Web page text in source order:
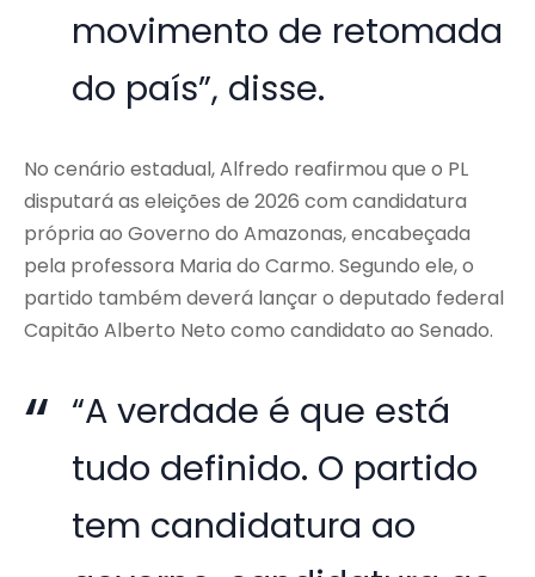
movimento de retomada
do país”, disse.
No cenário estadual, Alfredo reafirmou que o PL
disputará as eleições de 2026 com candidatura
própria ao Governo do Amazonas, encabeçada
pela professora Maria do Carmo. Segundo ele, o
partido também deverá lançar o deputado federal
Capitão Alberto Neto como candidato ao Senado.
“A verdade é que está
tudo definido. O partido
tem candidatura ao